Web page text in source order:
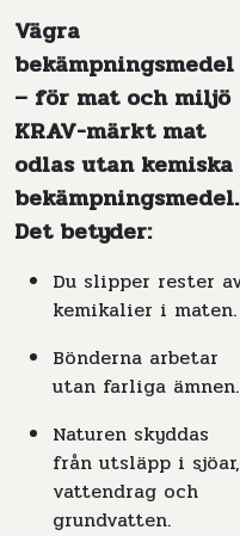
Vägra
bekämpningsmedel
– för mat och miljö
KRAV-märkt mat
odlas utan kemiska
bekämpningsmedel.
Det betyder:
Du slipper rester
kemikalier i maten.
Bönderna arbetar
utan farliga ämnen.
Naturen skyddas
från utsläpp i sjöar,
vattendrag och
grundvatten.